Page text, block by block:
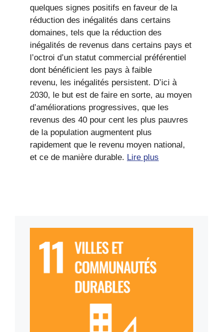
quelques signes positifs en faveur de la
réduction des inégalités dans certains
domaines, tels que la réduction des
inégalités de revenus dans certains pays et
l’octroi d’un statut commercial préférentiel
dont bénéficient les pays à faible
revenu, les inégalités persistent. D’ici à
2030, le but est de faire en sorte, au moyen
d’améliorations progressives, que les
revenus des 40 pour cent les plus pauvres
de la population augmentent plus
rapidement que le revenu moyen national,
et ce de manière durable. Lire plus